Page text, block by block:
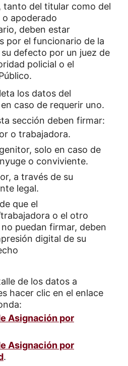
, tanto del titular como del
apoderado
deben estar
por el funcionario de la
su defecto por un juez de
policial o el
los datos del
caso de requerir uno.
sección deben firmar:
o trabajadora.
solo en caso de
o conviviente.
a través de su
legal.
que el
o el otro
puedan firmar, deben
digital de su
de los datos a
hacer clic en el enlace
Asignación por
Asignación por
.